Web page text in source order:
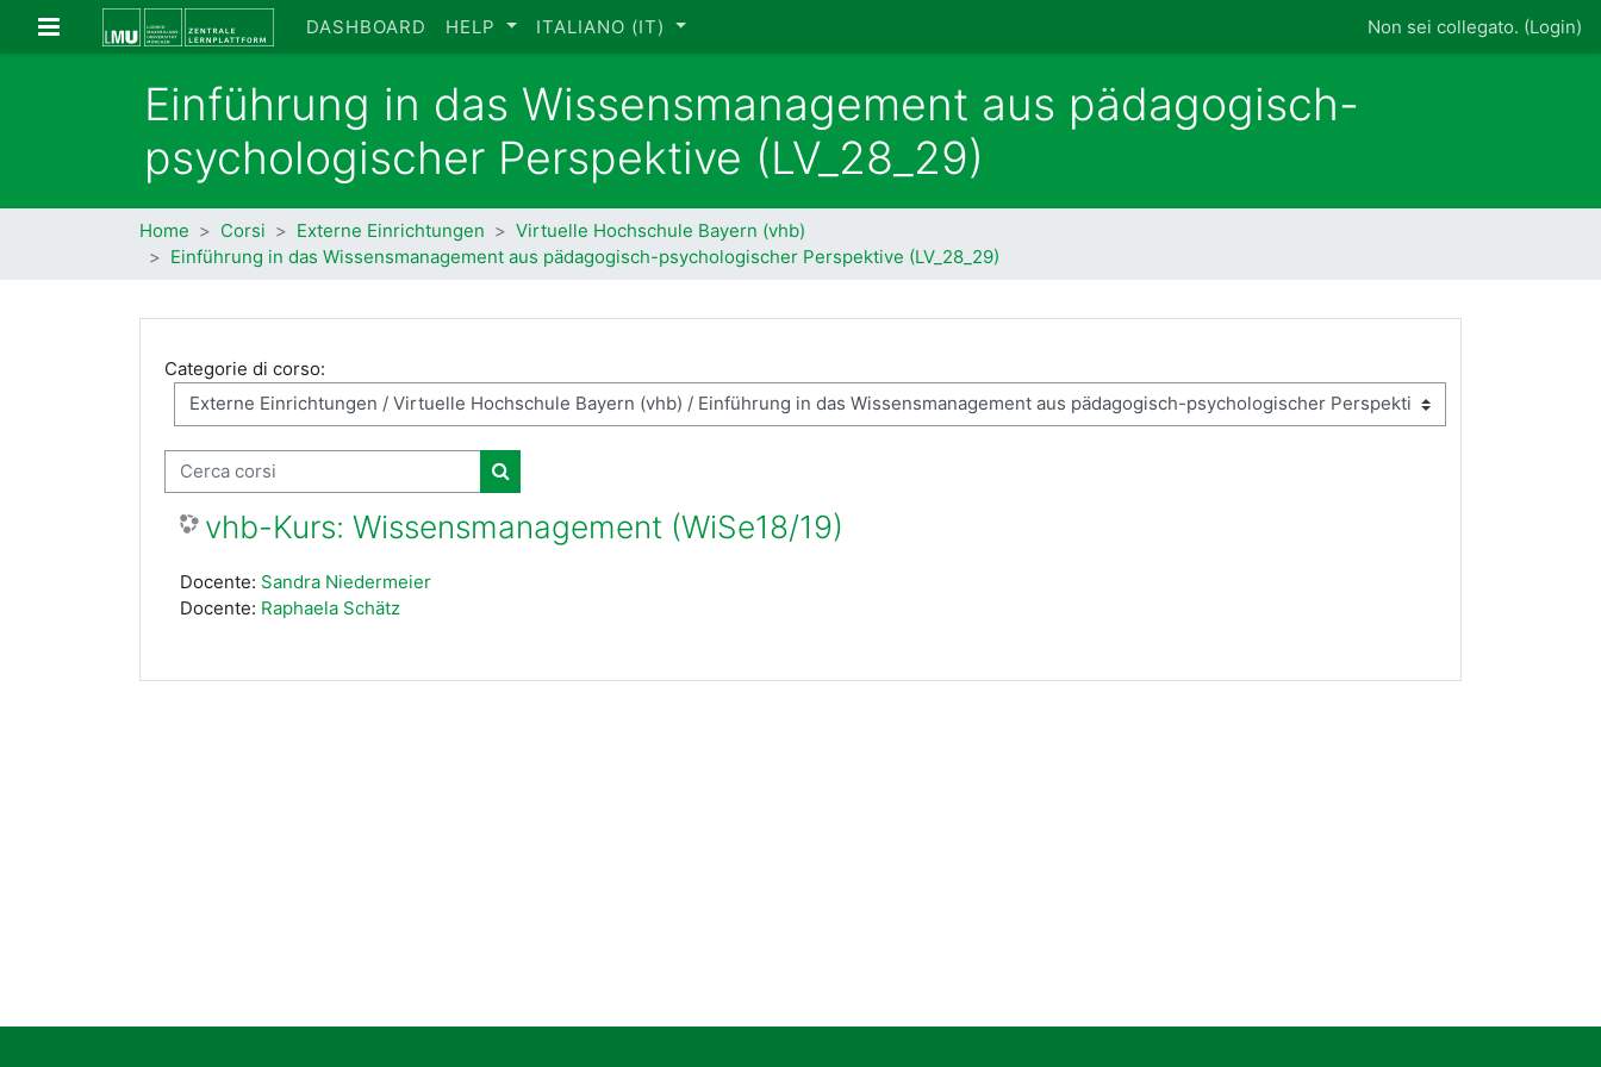
Vai al contenuto principale
Pannello laterale DASHBOARD HELP ITALIANO ‎(IT)‎ Non sei collegato. (Login)
Einführung in das Wissensmanagement aus pädagogisch-
psychologischer Perspektive (LV_28_29)
Home Corsi Externe Einrichtungen
Virtuelle Hochschule Bayern (vhb)
Einführung in das Wissensmanagement aus pädagogisch-psychologischer Perspektive (LV_28_29)
Categorie di corso:
Cerca corsi
Cerca corsi
vhb-Kurs: Wissensmanagement (WiSe18/19)
Docente: Sandra Niedermeier
Docente: Raphaela Schätz